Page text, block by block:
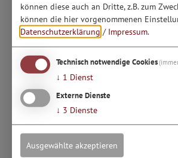
können diese auch an Dritte, z.B. zum
können die hier vorgenommenen
Datenschutzerklärung / Impressum.
Technisch notwendige Cookies
↓ 1 Dienst
Externe Dienste
↓ 3 Dienste
Ausgewählte akzeptieren